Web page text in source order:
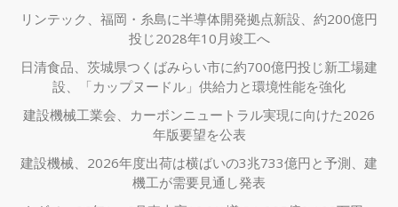
リンテック、福岡・糸島に半導体開発拠点新設、約200億円
投じ2028年10月竣工へ
日清食品、茨城県つくばみらい市に約700億円投じ新工場建
設、「カップヌードル」供給力と環境性能を強化
建設機械工業会、カーボンニュートラル実現に向けた2026
年版要望を公表
建設機械、2026年度出荷は横ばいの3兆733億円と予測、建
機工が需要見通し発表